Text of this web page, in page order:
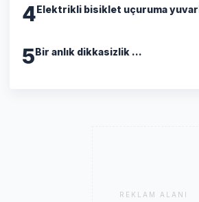
4Elektrikli bisiklet uçuruma
5Bir anlık dikkasizlik ...
REKLAM ALANI